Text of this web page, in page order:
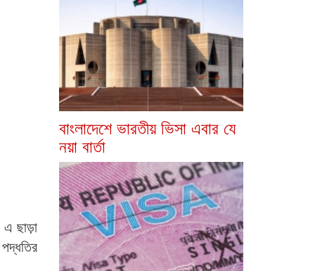
ছাড়া
বাংলাদেশে ভারতীয় ভিসা এবার যে
নয়া বার্তা